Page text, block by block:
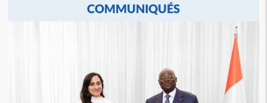
COMMUNIQUÉS